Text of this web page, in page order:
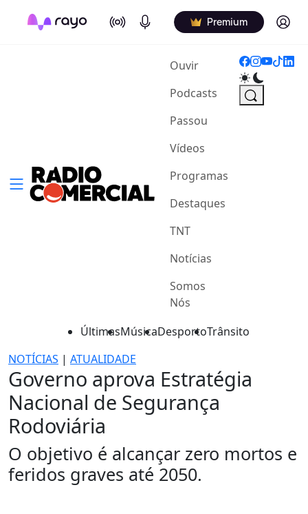
On Air Podcasts Premium Log in
Ouvir(current)
Podcasts
Passou
Vídeos
Programas
Destaques
TNT
Notícias
Somos
Nós
ÚltimasMúsicaDesportoTrânsito
NOTÍCIAS | ATUALIDADE
Governo aprova Estratégia
Nacional de Segurança
Rodoviária
O objetivo é alcançar zero mortos e
feridos graves até 2050.